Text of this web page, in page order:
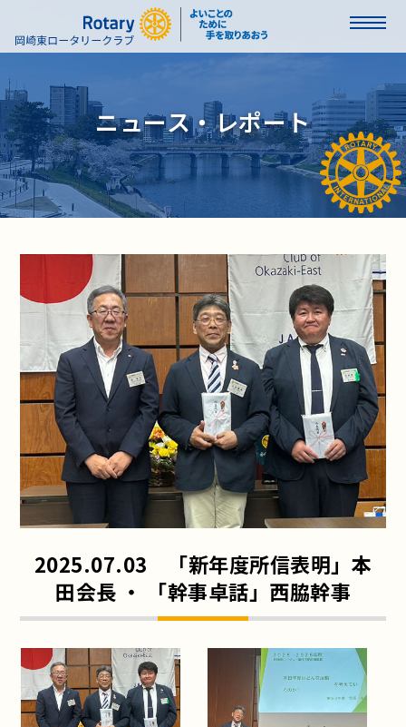
ニュース・レポート
2025.07.03 「新年度所信表明」本
田会長 ・ 「幹事卓話」西脇幹事